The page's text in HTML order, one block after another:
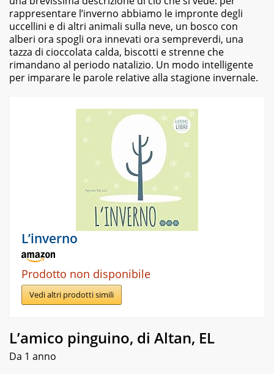
rappresentare l’inverno abbiamo le impronte degli
uccellini e di altri animali sulla neve, un bosco con
alberi ora spogli ora innevati ora sempreverdi, una
tazza di cioccolata calda, biscotti e strenne che
rimandano al periodo natalizio. Un modo intelligente
per imparare le parole relative alla stagione invernale.
L’inverno
Prodotto non disponibile
Vedi altri prodotti simili
L’amico pinguino, di Altan, EL
Da 1 anno